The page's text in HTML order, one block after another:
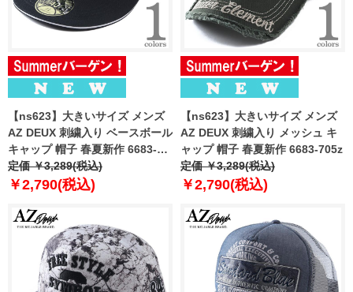
【ns623】大きいサイズ メンズ
AZ DEUX 刺繍入り ベースボール
キャップ 帽子 春夏新作 6683-
701z
定価 ￥3,289(税込)
￥2,790(税込)
【ns623】大きいサイズ メンズ
AZ DEUX 刺繍入り メッシュ キ
ャップ 帽子 春夏新作 6683-705z
定価 ￥3,289(税込)
￥2,790(税込)